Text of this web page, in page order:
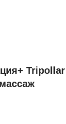
Tripollar